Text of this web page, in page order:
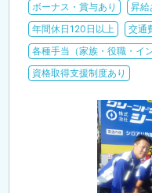
ボーナス・賞与あり
昇給
年間休日120日以上
交通
各種手当（家族・役職・イ
資格取得支援制度あり